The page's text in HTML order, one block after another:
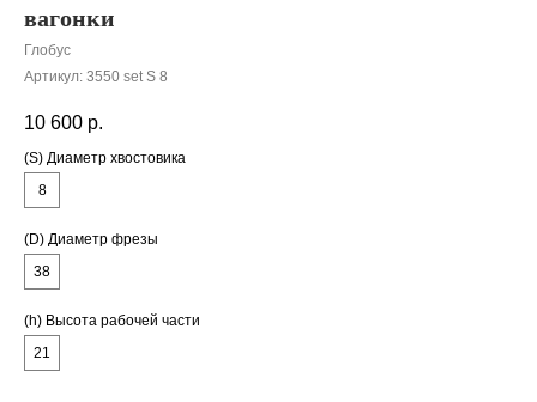
вагонки
Глобус
Артикул: 3550 set S 8
10 600 р.
(S) Диаметр хвостовика
8
(D) Диаметр фрезы
38
(h) Высота рабочей части
21